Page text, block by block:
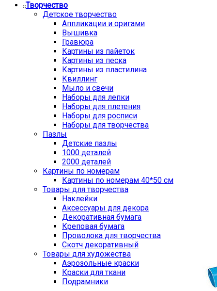
Творчество
Детское творчество
Аппликации и оригами
Вышивка
Гравюра
Картины из пайеток
Картины из песка
Картины из пластилина
Квиллинг
Мыло и свечи
Наборы для лепки
Наборы для плетения
Наборы для росписи
Наборы для творчества
Пазлы
Детские пазлы
1000 деталей
2000 деталей
Картины по номерам
Картины по номерам 40*50 см
Товары для творчества
Наклейки
Аксессуары для декора
Декоративная бумага
Креповая бумага
Проволока для творчества
Скотч декоративный
Товары для художества
Аэрозольные краски
Краски для ткани
Подрамники